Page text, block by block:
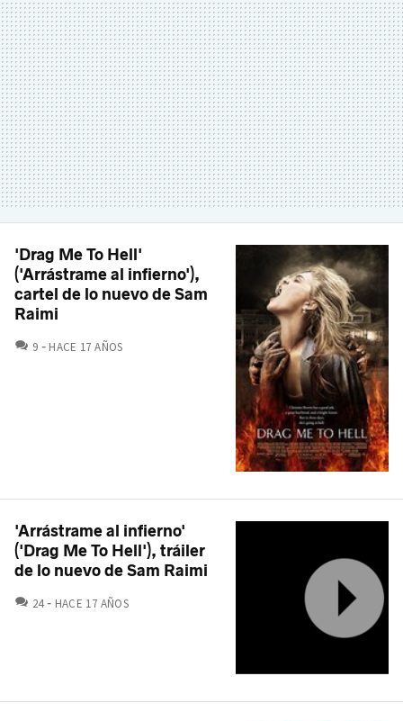
'Drag Me To Hell'
('Arrástrame al infierno'),
cartel de lo nuevo de Sam
Raimi
9 COMENTARIOS
HACE 17 AÑOS
'Arrástrame al infierno'
('Drag Me To Hell'), tráiler
de lo nuevo de Sam Raimi
24 COMENTARIOS
HACE 17 AÑOS